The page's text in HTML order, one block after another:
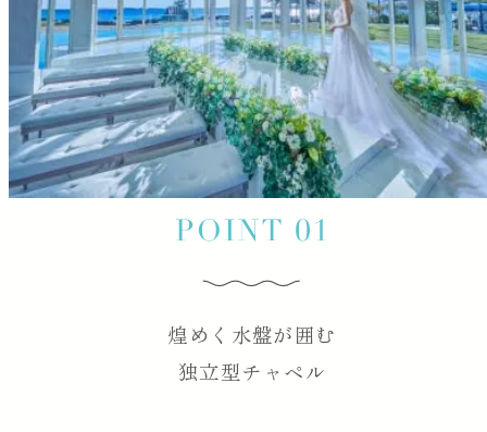
煌めく水盤が囲む
独立型チャペル